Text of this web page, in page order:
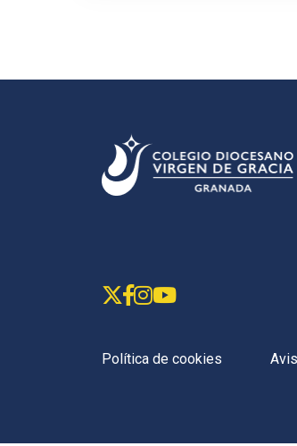
Política de cookies